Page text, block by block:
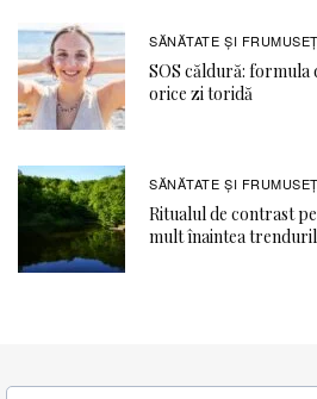
SĂNĂTATE ŞI
SOS căldură:
orice zi toridă
SĂNĂTATE ŞI
Ritualul de contrast
mult înaintea